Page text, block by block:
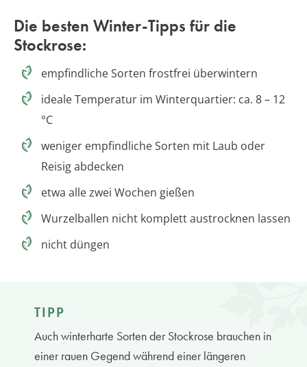
Die besten Winter-Tipps für die
Stockrose:
empfindliche Sorten frostfrei überwintern
ideale Temperatur im Winterquartier: ca. 8 – 12
°C
weniger empfindliche Sorten mit Laub oder
Reisig abdecken
etwa alle zwei Wochen gießen
Wurzelballen nicht komplett austrocknen lassen
nicht düngen
TIPP
Auch winterharte Sorten der Stockrose brauchen in
einer rauen Gegend während einer längeren